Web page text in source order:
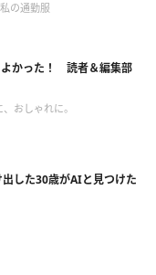
の通勤服
よかった！ 読者＆編集部
おしゃれに。
出した30歳がAIと見つけた